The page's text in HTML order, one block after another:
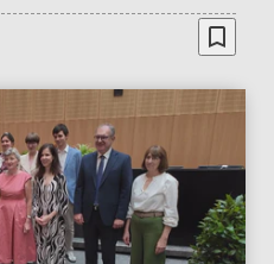
bookmark_border